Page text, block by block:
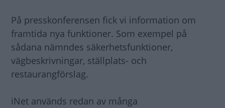
På presskonferensen fick vi information om
framtida nya funktioner. Som exempel på
sådana nämndes säkerhetsfunktioner,
vägbeskrivningar, ställplats- och
restaurangförslag.
iNet används redan av många